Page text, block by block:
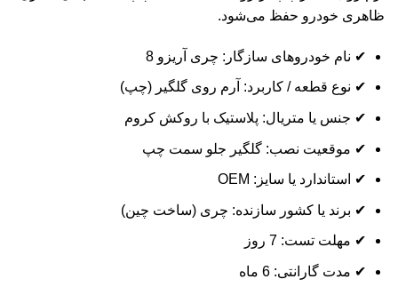
ظاهری خودرو حفظ می‌شود.
✔ نام خودروهای سازگار: چری آریزو 8
✔ نوع قطعه / کاربرد: آرم روی گلگیر (چپ)
✔ جنس یا متریال: پلاستیک با روکش کروم
✔ موقعیت نصب: گلگیر جلو سمت چپ
✔ استاندارد یا سایز: OEM
✔ برند یا کشور سازنده: چری (ساخت چین)
✔ مهلت تست: 7 روز
✔ مدت گارانتی: 6 ماه